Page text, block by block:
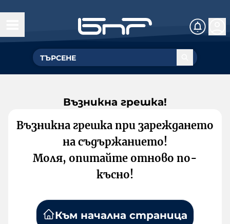
Възникна грешка!
Възникна грешка при зареждането
на съдържанието!
Моля, опитайте отново по-
късно!
Към начална страница